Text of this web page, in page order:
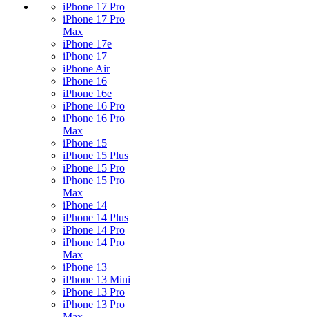
iPhone 17 Pro
iPhone 17 Pro
Max
iPhone 17e
iPhone 17
iPhone Air
iPhone 16
iPhone 16e
iPhone 16 Pro
iPhone 16 Pro
Max
iPhone 15
iPhone 15 Plus
iPhone 15 Pro
iPhone 15 Pro
Max
iPhone 14
iPhone 14 Plus
iPhone 14 Pro
iPhone 14 Pro
Max
iPhone 13
iPhone 13 Mini
iPhone 13 Pro
iPhone 13 Pro